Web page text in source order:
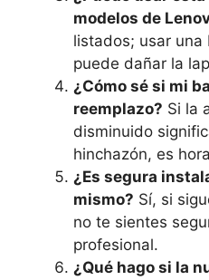
modelos de
listados; usar
puede dañar la
¿Cómo sé si mi
reemplazo? Si la
disminuido
hinchazón, es
¿Es segura
mismo? Sí, si
no te sientes
profesional.
¿Qué hago si la